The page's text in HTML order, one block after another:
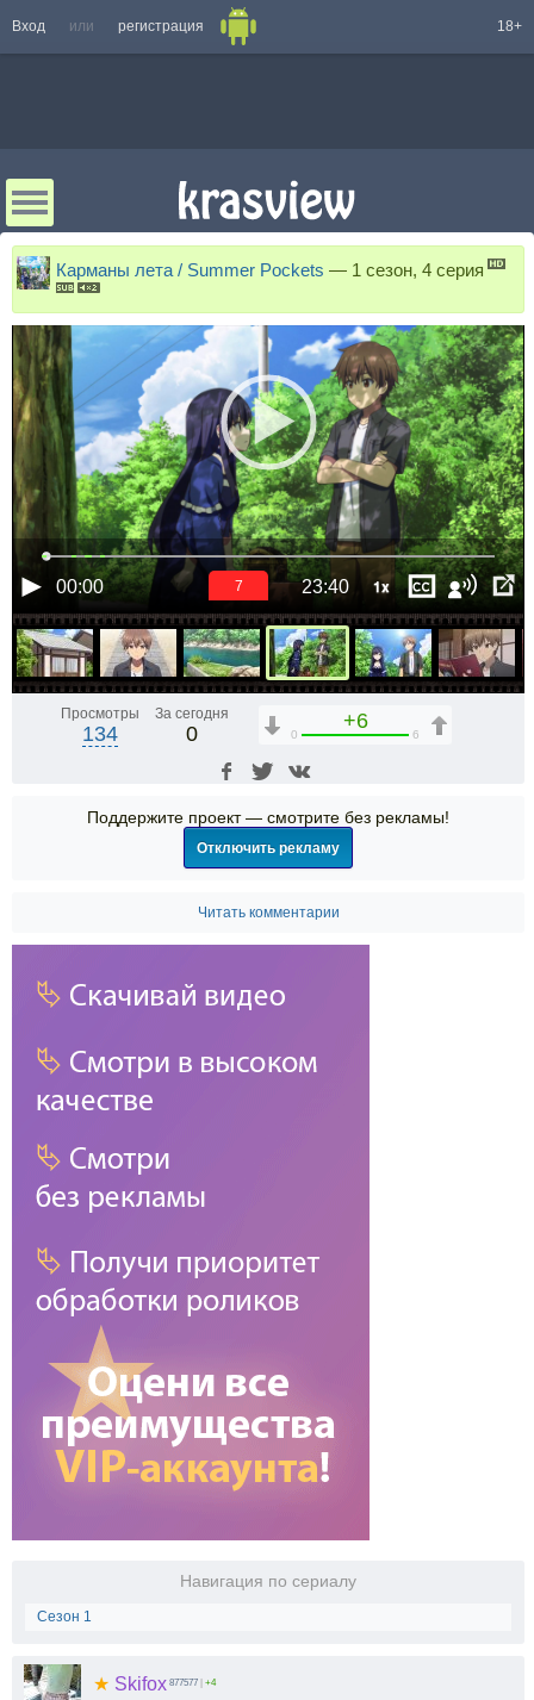
Вход или регистрация 18+
Карманы лета / Summer Pockets — 1 сезон, 4 серия
00:00 23:40 1x
6
Просмотры
134
За сегодня
0
+6
0 6
Поддержите проект — смотрите без рекламы!
Отключить рекламу
Читать комментарии
Навигация по сериалу
Сезон 1
★ Skifox 877577 +4